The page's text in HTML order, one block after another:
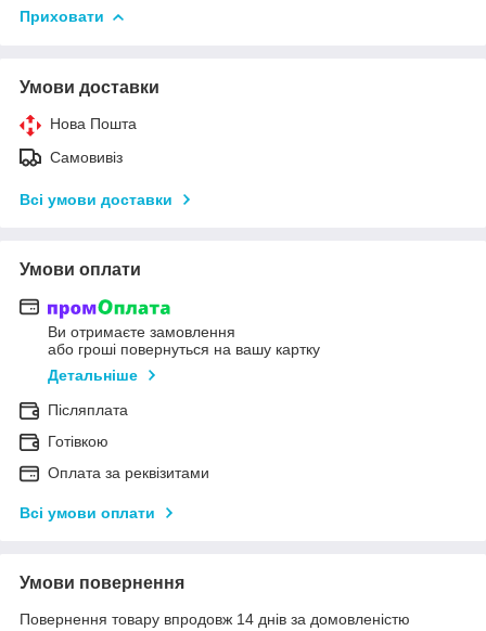
Приховати
Умови доставки
Нова Пошта
Самовивіз
Всі умови доставки
Умови оплати
Ви отримаєте замовлення
або гроші повернуться на вашу картку
Детальніше
Післяплата
Готівкою
Оплата за реквізитами
Всі умови оплати
Умови повернення
Повернення товару впродовж 14 днів за домовленістю